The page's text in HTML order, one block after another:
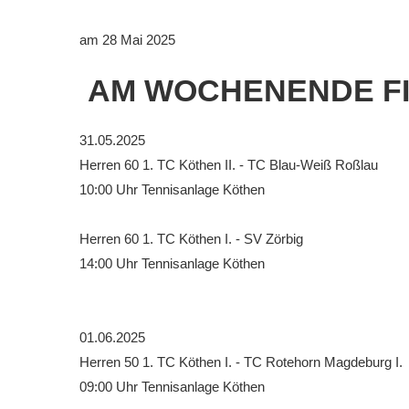
Die Geschichte
Die Fotos
am 28 Mai 2025
AM WOCHENENDE
31.05.2025
Herren 60 1. TC Köthen II. - TC Blau-Weiß Roßlau
10:00 Uhr Tennisanlage Köthen
Herren 60 1. TC Köthen I. - SV Zörbig
14:00 Uhr Tennisanlage Köthen
01.06.2025
Herren 50 1. TC Köthen I. - TC Rotehorn Magdeburg I.
09:00 Uhr Tennisanlage Köthen